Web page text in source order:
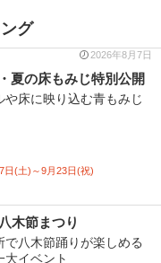
グ
2026年8月7日
夏の床もみじ特別公開
や床に映り込む青もみじ
日(土)～9月23日(祝)
木節まつり
で八木節踊りが楽しめる
大イベント